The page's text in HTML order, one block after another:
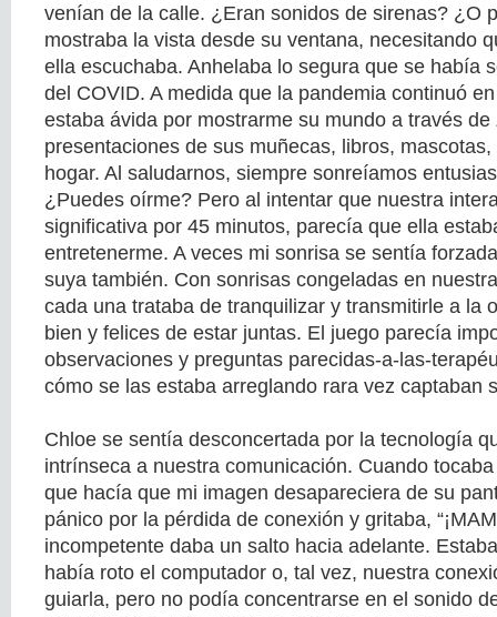
venían de la calle. ¿Eran sonidos de sirenas? ¿O
mostraba la vista desde su ventana, necesitando
ella escuchaba. Anhelaba lo segura que se había
del COVID. A medida que la pandemia continuó
estaba ávida por mostrarme su mundo a través
presentaciones de sus muñecas, libros,
hogar. Al saludarnos, siempre sonreíamos
¿Puedes oírme? Pero al intentar que nuestra
significativa por 45 minutos, parecía que ella
entretenerme. A veces mi sonrisa se sentía
suya también. Con sonrisas congeladas en
cada una trataba de tranquilizar y transmitirle a la
bien y felices de estar juntas. El juego parecía
observaciones y preguntas parecidas-a-las-
cómo se las estaba arreglando rara vez captaban
Chloe se sentía desconcertada por la tecnología
intrínseca a nuestra comunicación. Cuando
que hacía que mi imagen desapareciera de su
pánico por la pérdida de conexión y gritaba,
incompetente daba un salto hacia adelante.
había roto el computador o, tal vez, nuestra
guiarla, pero no podía concentrarse en el sonido